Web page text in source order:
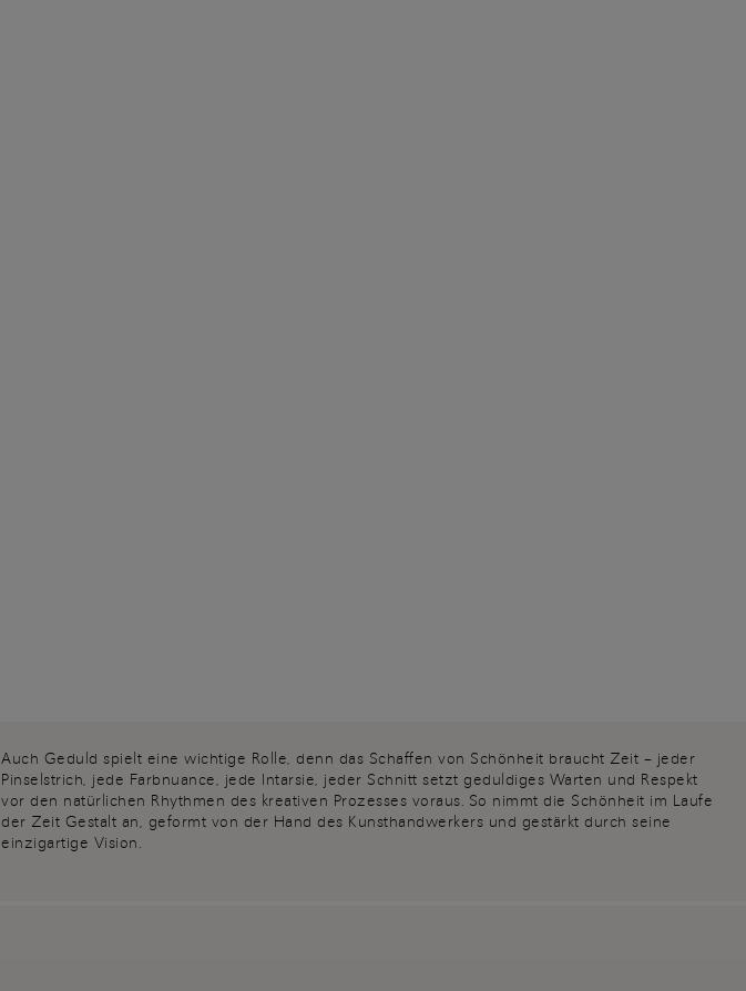
Auch Geduld spielt eine wichtige Rolle, denn das Schaffen von Schönheit braucht Zeit – jeder
Pinselstrich, jede Farbnuance, jede Intarsie, jeder Schnitt setzt geduldiges Warten und Respekt
vor den natürlichen Rhythmen des kreativen Prozesses voraus. So nimmt die Schönheit im Laufe
der Zeit Gestalt an, geformt von der Hand des Kunsthandwerkers und gestärkt durch seine
einzigartige Vision.